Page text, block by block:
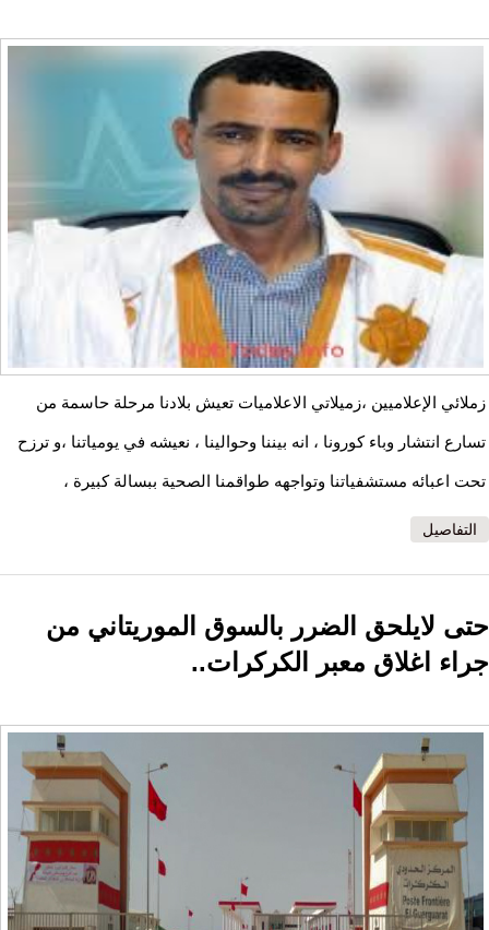
زملائي الإعلاميين ،زميلاتي الاعلاميات تعيش بلادنا مرحلة حاسمة من
تسارع انتشار وباء كورونا ، انه بيننا وحوالينا ، نعيشه في يومياتنا ،و ترزح
تحت اعبائه مستشفياتنا وتواجهه طواقمنا الصحية ببسالة كبيرة ،
التفاصيل
حتى لايلحق الضرر بالسوق الموريتاني من
جراء اغلاق معبر الكركرات..